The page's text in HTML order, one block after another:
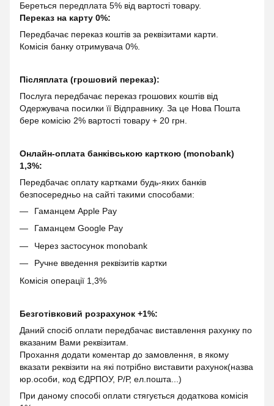
Береться передплата 5% від вартості товару.
Переказ на карту 0%:
Передбачає переказ коштів за реквізитами карти.
Комісія банку отримувача 0%.
Післяплата (грошовий переказ):
Послуга передбачає переказ грошових коштів від
Одержувача посилки її Відправнику. За це Нова Пошта
бере комісію 2% вартості товару + 20 грн.
Онлайн-оплата банківською карткою (monobank)
1,3%:
Передбачає оплату картками будь-яких банків
безпосередньо на сайті такими способами:
Гаманцем Apple Pay
Гаманцем Google Pay
Через застосунок monobank
Ручне введення реквізитів картки
Комісія операції 1,3%
Безготівковий розрахунок +1%:
Даний спосіб оплати передбачає виставлення рахунку по
вказаним Вами реквізитам.
Прохання додати коментар до замовлення, в якому
вказати реквізити на які потрібно виставити рахунок(назва
юр.особи, код ЄДРПОУ, Р/Р, ел.пошта...)
При даному способі оплати стягується додаткова комісія